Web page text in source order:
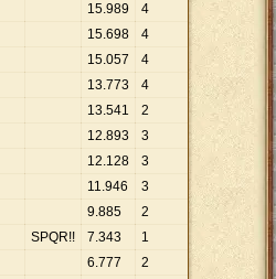
15.989
4
15.698
4
15.057
4
13.773
4
13.541
2
12.893
3
12.128
3
11.946
3
9.885
2
SPQR!! 7.343
1
6.777
2